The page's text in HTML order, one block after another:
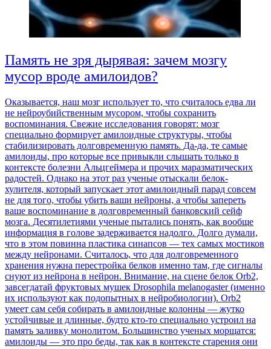
Память не зря дырявая: зачем мозгу
мусор вроде амилоидов?
Оказывается, наш мозг использует то, что считалось едва ли
не нейроубийственным мусором, чтобы сохранить
воспоминания. Свежие исследования говорят: мозг
специально формирует амилоидные структуры, чтобы
стабилизировать долговременную память. Да-да, те самые
амилоиды, про которые все привыкли слышать только в
контексте болезни Альцгеймера и прочих маразматических
радостей. Однако на этот раз ученые отыскали белок-
хулителя, который запускает этот амилоидный парад совсем
не для того, чтобы убить ваши нейроны, а чтобы запереть
ваше воспоминание в долговременный банковский сейф
мозга. Десятилетиями ученые пытались понять, как вообще
информация в голове задерживается надолго. Долго думали,
что в этом повинна пластика синапсов — тех самых мостиков
между нейронами. Считалось, что для долговременного
хранения нужна перестройка белков именно там, где сигналы
снуют из нейрона в нейрон. Внимание, на сцене белок Orb2,
завсегдатай фруктовых мушек Drosophila melanogaster (именно
их используют как подопытных в нейробиологии). Orb2
умеет сам себя собирать в амилоидные колонны — жутко
устойчивые и длинные, будто кто-то специально устроил на
память заливку монолитом. Большинство ученых морщатся:
амилоиды — это про беды, так как в контексте старения они